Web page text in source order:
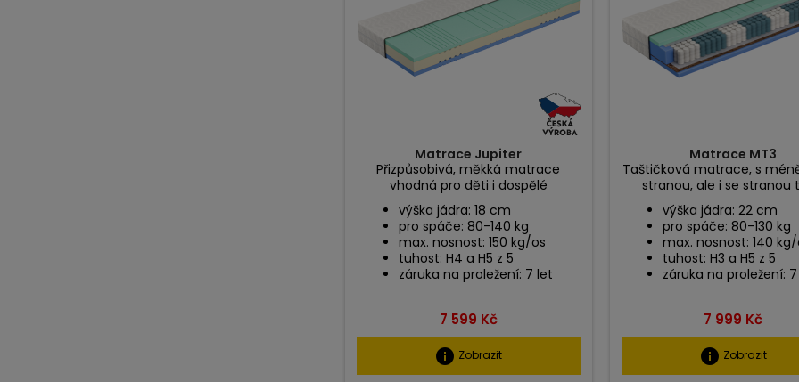
Matrace Jupiter
Přizpůsobivá, měkká matrace
vhodná pro děti i dospělé
výška jádra: 18 cm
pro spáče: 80-140 kg
max. nosnost: 150 kg/os
tuhost: H4 a H5 z 5
záruka na proležení: 7 let
Cena
7 599 Kč
info Zobrazit
Matrace MT3
Taštičková matrace, s
stranou, ale i se stranou
výška jádra: 22 cm
pro spáče: 80-130 kg
max. nosnost: 140
tuhost: H3 a H5 z 5
záruka na proležení:
Cena
7 999 Kč
info Zobrazit